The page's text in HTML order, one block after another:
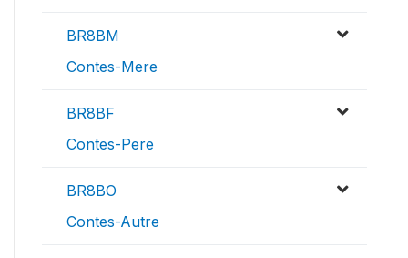
BR8BM
Contes-Mere
BR8BF
Contes-Pere
BR8BO
Contes-Autre